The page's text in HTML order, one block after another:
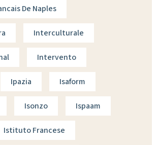
De Naples
Interculturale
Intervento
Ipazia Isaform
Isonzo Ispaam
Istituto Francese